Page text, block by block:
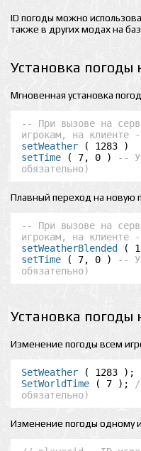
ID погоды можно
также в других модах на
Установка погоды
Мгновенная установка
-- При вызове на
игрокам, на клиенте
setWeather
setTime ( 7, 0 )
--
обязательно)
Плавный переход на новую
-- При вызове на
игрокам, на клиенте
setWeatherBlended
setTime ( 7, 0 )
--
обязательно)
Установка погоды
Изменение погоды всем
SetWeather
SetWorldTime ( 7 );
обязательно)
Изменение погоды одному